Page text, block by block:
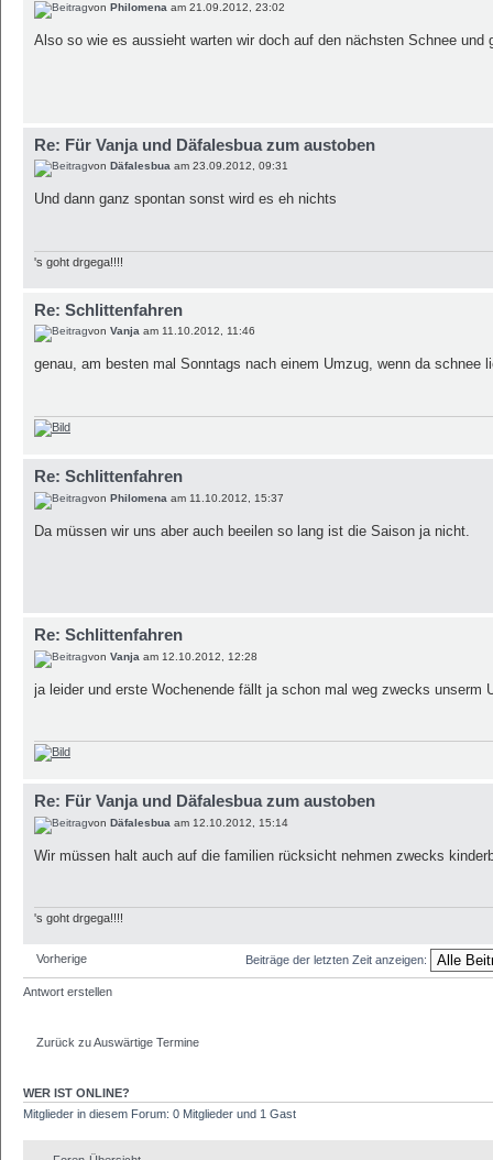
von Philomena am 21.09.2012, 23:02
Also so wie es aussieht warten wir doch auf den nächsten Schnee und
Re: Für Vanja und Däfalesbua zum austoben
von Däfalesbua am 23.09.2012, 09:31
Und dann ganz spontan sonst wird es eh nichts
's goht drgega!!!!
Re: Schlittenfahren
von Vanja am 11.10.2012, 11:46
genau, am besten mal Sonntags nach einem Umzug, wenn da schnee
Re: Schlittenfahren
von Philomena am 11.10.2012, 15:37
Da müssen wir uns aber auch beeilen so lang ist die Saison ja nicht.
Re: Schlittenfahren
von Vanja am 12.10.2012, 12:28
ja leider und erste Wochenende fällt ja schon mal weg zwecks unserm
Re: Für Vanja und Däfalesbua zum austoben
von Däfalesbua am 12.10.2012, 15:14
Wir müssen halt auch auf die familien rücksicht nehmen zwecks
's goht drgega!!!!
Vorherige Beiträge der letzten Zeit anzeigen:
Antwort erstellen
Zurück zu Auswärtige Termine
WER IST ONLINE?
Mitglieder in diesem Forum: 0 Mitglieder und 1 Gast